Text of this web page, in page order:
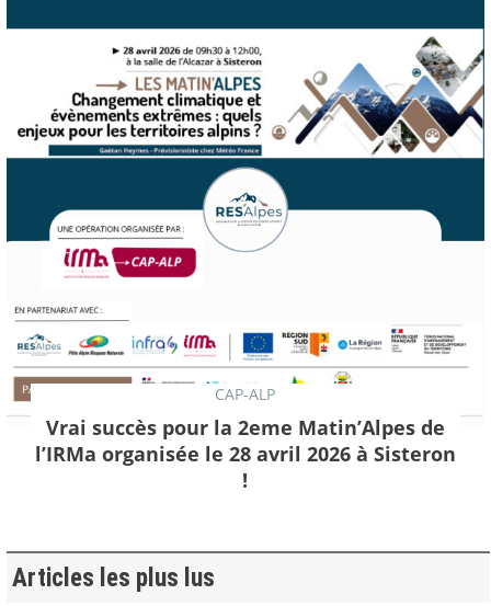
CAP-ALP
Vrai succès pour la 2eme Matin’Alpes de
l’IRMa organisée le 28 avril 2026 à Sisteron
!
Articles les plus lus